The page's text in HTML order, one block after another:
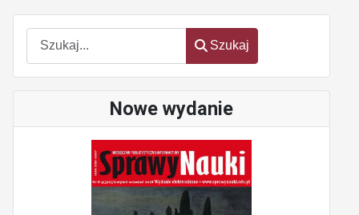
Szukaj
Szukaj
Nowe wydanie